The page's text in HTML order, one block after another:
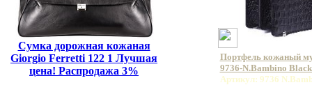
Сумка дорожная кожаная
Giorgio Ferretti 122 1 Лучшая
цена! Распродажа 3%
Портфель кожаный
9736-N.Bambino
Артикул: 9736